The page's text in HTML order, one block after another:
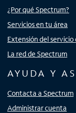
¿Por qué Spectrum?
Servicios en tu área
Extensión del
La red de Spectrum
AYUDA Y
Contacta a Spectrum
Administrar cuenta